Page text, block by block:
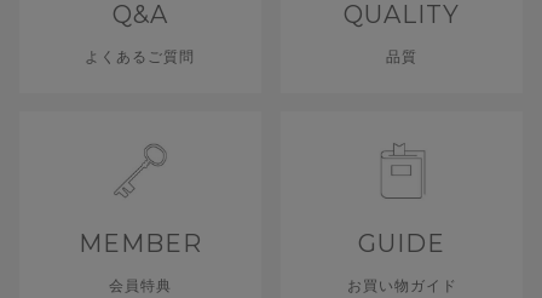
Q&A
よくあるご質問
QUALITY
品質
MEMBER
会員特典
GUIDE
お買い物ガイド